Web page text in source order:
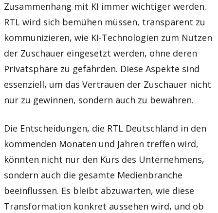
Zusammenhang mit KI immer wichtiger werden.
RTL wird sich bemühen müssen, transparent zu
kommunizieren, wie KI-Technologien zum Nutzen
der Zuschauer eingesetzt werden, ohne deren
Privatsphäre zu gefährden. Diese Aspekte sind
essenziell, um das Vertrauen der Zuschauer nicht
nur zu gewinnen, sondern auch zu bewahren.
Die Entscheidungen, die RTL Deutschland in den
kommenden Monaten und Jahren treffen wird,
könnten nicht nur den Kurs des Unternehmens,
sondern auch die gesamte Medienbranche
beeinflussen. Es bleibt abzuwarten, wie diese
Transformation konkret aussehen wird, und ob